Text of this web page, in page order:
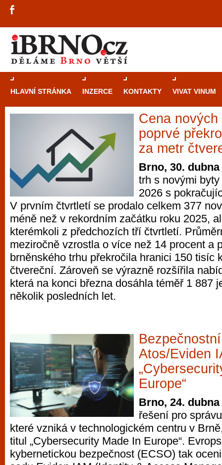
HLAVNÍ STRÁNKA INZERCE KONTAKTY VIVAT VINUM
Cena
poprvé
za metr
Brno, 30. dubna
trh s novými
2026 s
V prvním čtvrtletí se prodalo celkem 377
méně než v rekordním začátku roku 2025,
kterémkoli z předchozích tří čtvrtletí.
meziročně vzrostla o více než 14 procent a
brněnského trhu překročila hranici 150 tisíc
čtvereční. Zároveň se výrazně rozšířila
která na konci března dosáhla téměř 1 887
několik posledních let.
Atos/Eviden
Europe“
Brno, 24. dubna
řešení pro
které vzniká v technologickém centru v
titul „Cybersecurity Made In Europe“.
kybernetickou bezpečnost (ECSO) tak
Průvodce
Brně: Od
automaty
Brno je
zajímavé
restaurace,
Mimo jiné je ale také místem, kde si
vyzkoušet různé kasinové hry. V
metropoli naleznete širokou nabídku her
po moderní automaty jak pro pravidelné
příležitostné hráče. V...